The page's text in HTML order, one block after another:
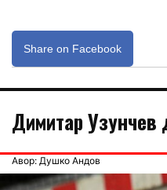
Share on Facebook
Димитар Узунчев
Авор: Душко Андов